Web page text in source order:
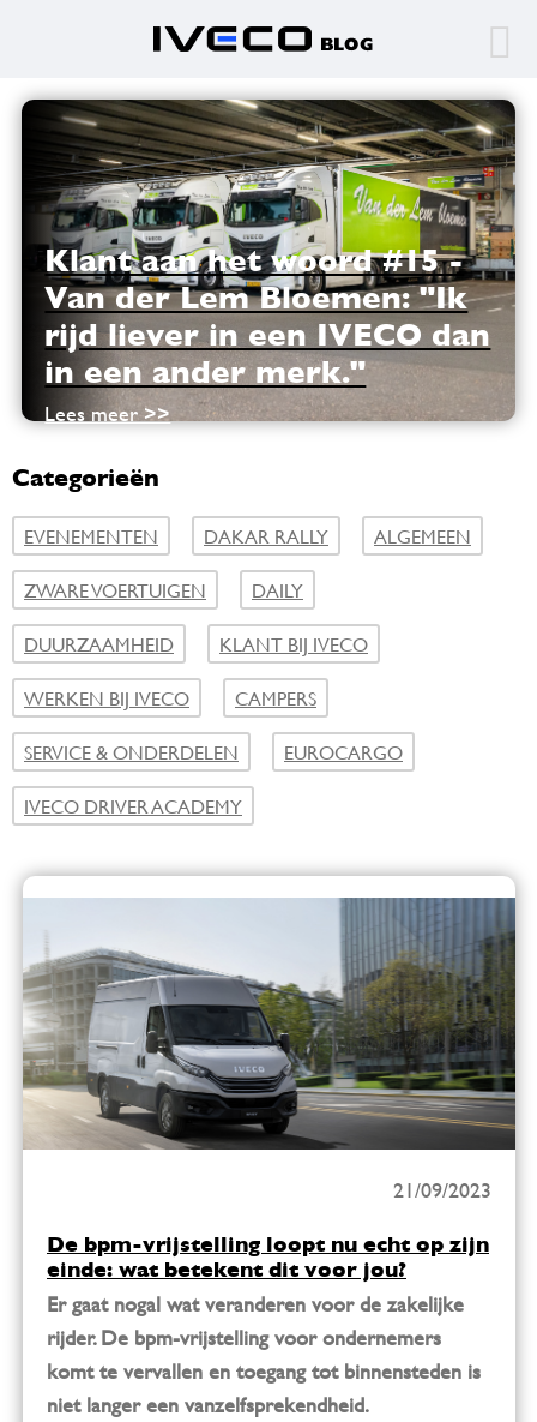
Klant aan het woord #15 -
Van der Lem Bloemen: "Ik
rijd liever in een IVECO dan
in een ander merk."
Lees meer >>
Categorieën
EVENEMENTEN DAKAR RALLY
ALGEMEEN
ZWARE VOERTUIGEN
DAILY
DUURZAAMHEID
KLANT BIJ IVECO
WERKEN BIJ IVECO
CAMPERS
SERVICE & ONDERDELEN
EUROCARGO
IVECO DRIVER ACADEMY
21/09/2023
De bpm-vrijstelling loopt nu echt op zijn
einde: wat betekent dit voor jou?
Er gaat nogal wat veranderen voor de zakelijke
rijder. De bpm-vrijstelling voor ondernemers
komt te vervallen en toegang tot binnensteden is
niet langer een vanzelfsprekendheid.